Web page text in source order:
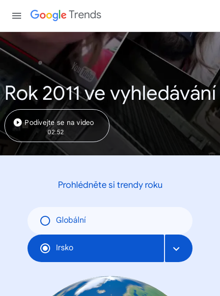
Trends
Rok 2011 ve vyhledávání
Podívejte se na video
02:52
Prohlédněte si trendy roku
Globální
Irsko